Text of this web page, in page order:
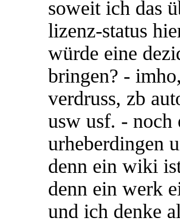
soweit ich das
lizenz-status
würde eine
bringen? -
verdruss, zb
usw usf. - noch
urheberdingen
denn ein wiki
denn ein werk
und ich denke